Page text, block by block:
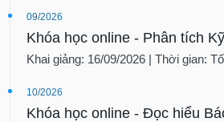
09/2026
Khóa học online - Phân tích
Khai giảng: 16/09/2026 | Thời gian:
10/2026
Khóa học online - Đọc hiểu